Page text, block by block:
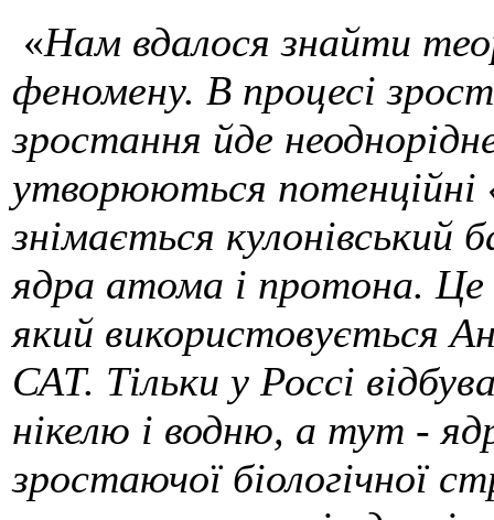
«Нам вдалося знайти
феномену. В процесі
зростання йде
утворюються потенційні
знімається
ядра атома і протона.
який використовується
САТ. Тільки у Россі
нікелю і водню, а тут -
зростаючої біологічної